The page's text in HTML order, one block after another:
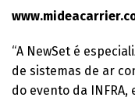
“A NewSet é
de sistemas de ar
do evento da